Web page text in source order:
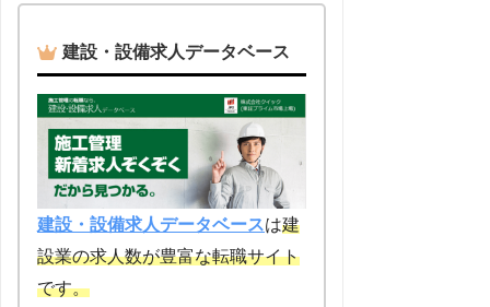
建設・設備求人データベース
建設・設備求人データベースは建
設業の求人数が豊富な転職サイト
です。